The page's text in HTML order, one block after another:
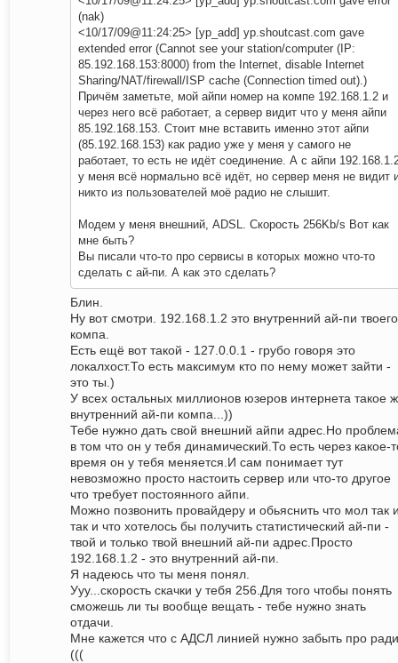
(nak)
<10/17/09@11:24:25> [yp_add] yp.shoutcast.com gave
extended error (Cannot see your station/computer (IP:
85.192.168.153:8000) from the Internet, disable Internet
Sharing/NAT/firewall/ISP cache (Connection timed out).)
Причём заметьте, мой айпи номер на компе 192.168.1.2 и
через него всё работает, а сервер видит что у меня айпи
85.192.168.153. Стоит мне вставить именно этот айпи
(85.192.168.153) как радио уже у меня у самого не
работает, то есть не идёт соединение. А с айпи
у меня всё нормально всё идёт, но сервер меня не видит
никто из пользователей моё радио не слышит.
Модем у меня внешний, ADSL. Скорость 256Kb/s Вот как
мне быть?
Вы писали что-то про сервисы в которых можно что-то
сделать с ай-пи. А как это сделать?
Блин.
Ну вот смотри. 192.168.1.2 это внутренний ай-пи твоего
компа.
Есть ещё вот такой - 127.0.0.1 - грубо говоря это
локалхост.То есть максимум кто по нему может зайти -
это ты.)
У всех остальных миллионов юзеров интернета такое
внутренний ай-пи компа...))
Тебе нужно дать свой внешний айпи адрес.Но
в том что он у тебя динамический.То есть через какое-
время он у тебя меняется.И сам понимает тут
невозможно просто настоить сервер или что-то другое
что требует постоянного айпи.
Можно позвонить провайдеру и обьяснить что мол так
так и что хотелось бы получить статистический ай-пи -
твой и только твой внешний ай-пи адрес.Просто
192.168.1.2 - это внутренний ай-пи.
Я надеюсь что ты меня понял.
Ууу...скорость скачки у тебя 256.Для того чтобы понять
сможешь ли ты вообще вещать - тебе нужно знать
отдачи.
Мне кажется что с АДСЛ линией нужно забыть про
(((